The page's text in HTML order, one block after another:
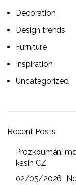
Decoration
Design trends
Furniture
Inspiration
Uncategorized
Recent Posts
Prozkoumání
kasin CZ
02/05/2026